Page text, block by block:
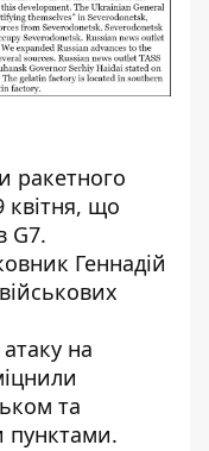
ракетного
квітня, що
G7.
Геннадій
на
та
пунктами.